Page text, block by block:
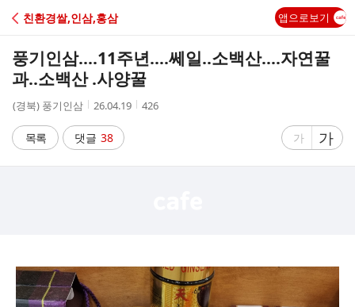
C
친환경쌀,인삼,홍삼 앱으로보기
풍기인삼....11주년....쎄일..소백산....자연꿀
과..소백산 .사양꿀
작
자
(경북) 풍기인삼
작
시
간
26.04.19
조
426
목록 댓글 38
글
가
글
자
가